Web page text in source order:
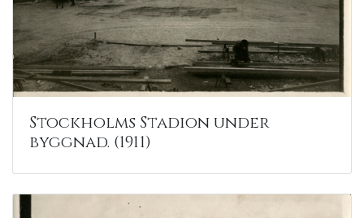
Stockholms Stadion under
byggnad. (1911)